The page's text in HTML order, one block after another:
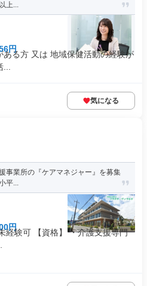
上...
円
る方 又は 地域保健活動の経験が
気になる
事業所の『ケアマネジャー』を募集
平...
円
経験可 【資格】 ・介護支援専門